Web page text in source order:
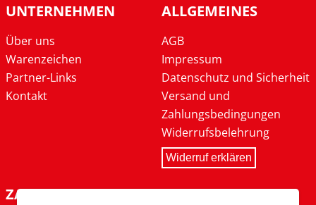
UNTERNEHMEN
Über uns
Warenzeichen
Partner-Links
Kontakt
ALLGEMEINES
AGB
Impressum
Datenschutz und Sicherheit
Versand und
Zahlungsbedingungen
Widerrufsbelehrung
Widerruf erklären
ZAHLARTEN